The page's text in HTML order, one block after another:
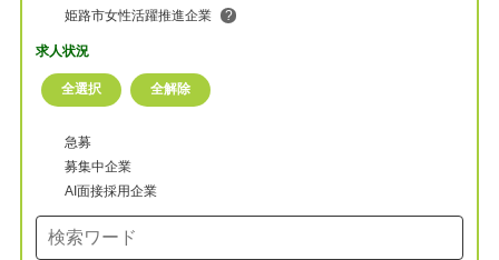
姫路市女性活躍推進企業
?
求人状況
急募
募集中企業
AI面接採用企業